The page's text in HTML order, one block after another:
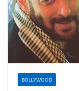
BOLLYWOOD